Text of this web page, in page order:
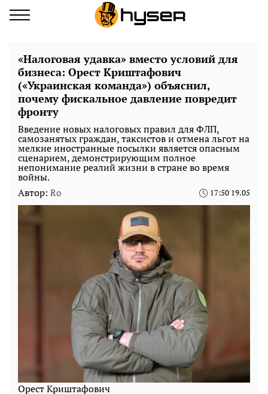
«Налоговая удавка» вместо условий для
бизнеса: Орест Криштафович
(«Украинская команда») объяснил,
почему фискальное давление повредит
фронту
Введение новых налоговых правил для ФЛП,
самозанятых граждан, таксистов и отмена льгот на
мелкие иностранные посылки является опасным
сценарием, демонстрирующим полное
непонимание реалий жизни в стране во время
войны.
Автор: Ro 17:50 19.05
Орест Криштафович